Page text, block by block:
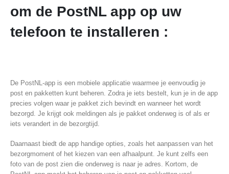
om de PostNL app op uw
telefoon te installeren :
De PostNL-app is een mobiele applicatie waarmee je eenvoudig je
post en pakketten kunt beheren. Zodra je iets bestelt, kun je in de app
precies volgen waar je pakket zich bevindt en wanneer het wordt
bezorgd. Je krijgt ook meldingen als je pakket onderweg is of als er
iets verandert in de bezorgtijd.
Daarnaast biedt de app handige opties, zoals het aanpassen van het
bezorgmoment of het kiezen van een afhaalpunt. Je kunt zelfs een
foto van de post zien die onderweg is naar je adres. Kortom, de